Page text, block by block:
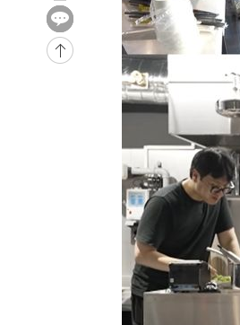
-25688초 전 >
[속보]이 대통령 "부동
실천"
-24773초 전 >
이란, "오만과 '중앙 단
운드는 임시"
-16341초 전 >
"낮 기온 소폭 하락"…수
[속보]이 대통령, '호우
[단독]중수청 지원 검사
낮 최고 37도 찜통더위
SK하이닉스, 용인·청
여자배구 이재영·이다영
외국인 심판 성 접대 7경
[속보]코스닥, 2.86포인
[속보]코스피, 6200선 약
[속보]원·달러 환율, 7.7
[속보] 노원서 40.1도 관